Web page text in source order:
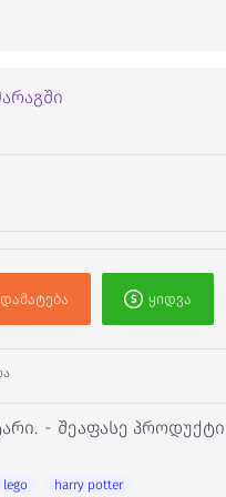
- შეაფასე პროდუქტი
ყიდვა
lego harry potter